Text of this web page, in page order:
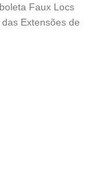
Faux Locs
Extensões de